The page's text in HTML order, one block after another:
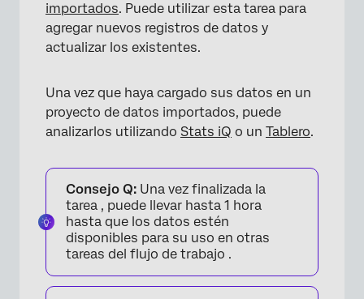
Preguntas frequentes
importados. Puede utilizar esta tarea para
agregar nuevos registros de datos y
actualizar los existentes.
Una vez que haya cargado sus datos en un
proyecto de datos importados, puede
analizarlos utilizando Stats iQ o un Tablero.
Consejo Q: Una vez finalizada la
tarea , puede llevar hasta 1 hora
hasta que los datos estén
disponibles para su uso en otras
tareas del flujo de trabajo .